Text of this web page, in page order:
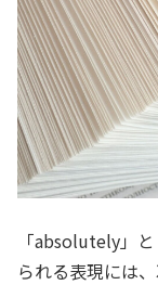
「absolutely」
られる表現には